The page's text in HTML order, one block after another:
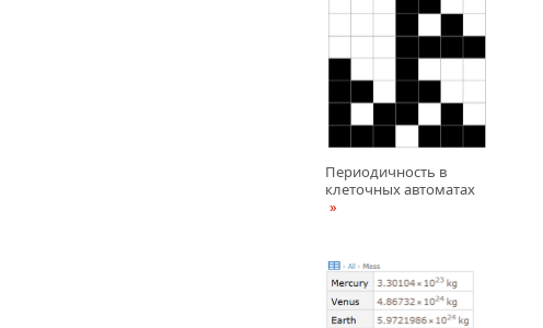
Периодичность в
клеточных автоматах